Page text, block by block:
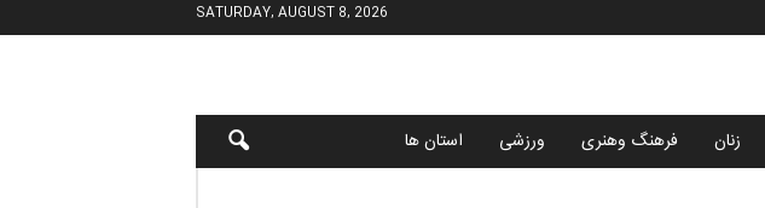
SATURDAY, AUGUST 8, 2026
زنان فرهنگ وهنری ورزشی استان ها